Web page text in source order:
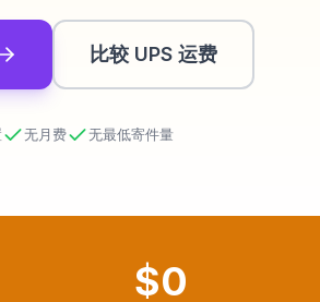
比较 UPS 运费
无月费 无最低寄件量
$0